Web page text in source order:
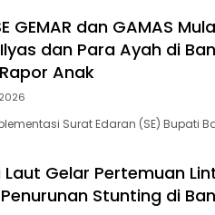
GEMAR dan GAMAS
dan Para Ayah di
Anak
Surat Edaran (SE) Bupati
Laut Gelar Pertemuan
Stunting di